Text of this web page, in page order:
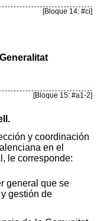
[Bloque 14: #ci]
[Bloque 15: #a1-2]
y coordinación
en el
le corresponde:
general que se
gestión de